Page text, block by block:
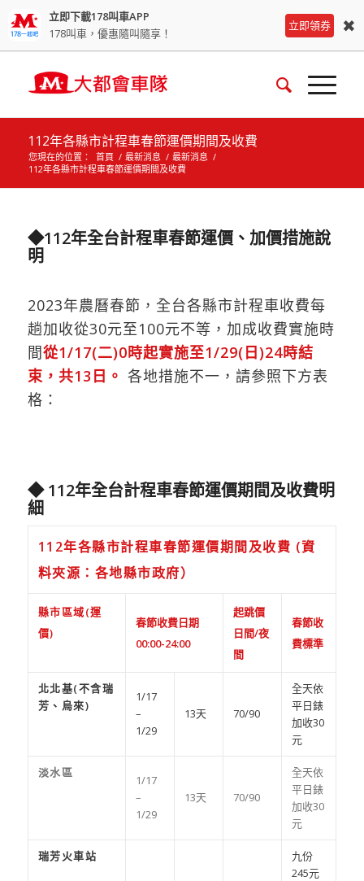
立即下載178叫車APP
178叫車，優惠隨叫隨享！
立即領券 ✖
112年各縣市計程車春節運價期間及收費
您現在的位置： 首頁 / 最新消息 / 最新消息 /
112年各縣市計程車春節運價期間及收費
◆112年全台計程車春節運價、加價措施說
明
2023年農曆春節，全台各縣市計程車收費每
趟加收從30元至100元不等，加成收費實施時
間從1/17(二)0時起實施至1/29(日)24時結
束，共13日。 各地措施不一，請參照下方表
格：
◆ 112年全台計程車春節運價期間及收費明
細
112年各縣市計程車春節運價期間及收費 (資
料夾源：各地縣市政府）
縣市區域(運
價)
春節收費日期
00:00-24:00
起跳價
日間/夜
間
春節收
費標準
北北基(不含瑞
芳、烏來)
1/17
–
1/29
13天 70/90
全天依
平日錶
加收30
元
淡水區
1/17
–
1/29
13天 70/90
全天依
平日錶
加收30
元
瑞芳火車站
九份
245元